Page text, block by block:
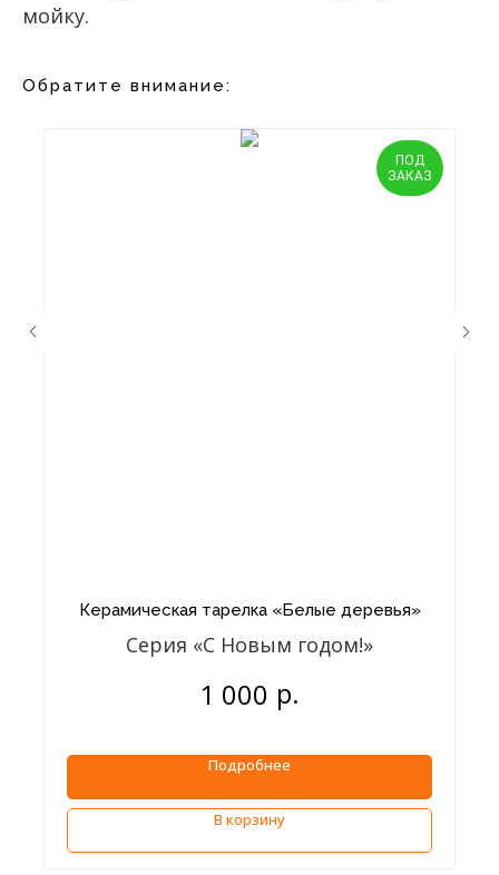
мойку.
Обратите внимание:
ПОД
ЗАКАЗ
Керамическая тарелка «Белые деревья»
Серия «С Новым годом!»
1 000 р.
Подробнее
В корзину